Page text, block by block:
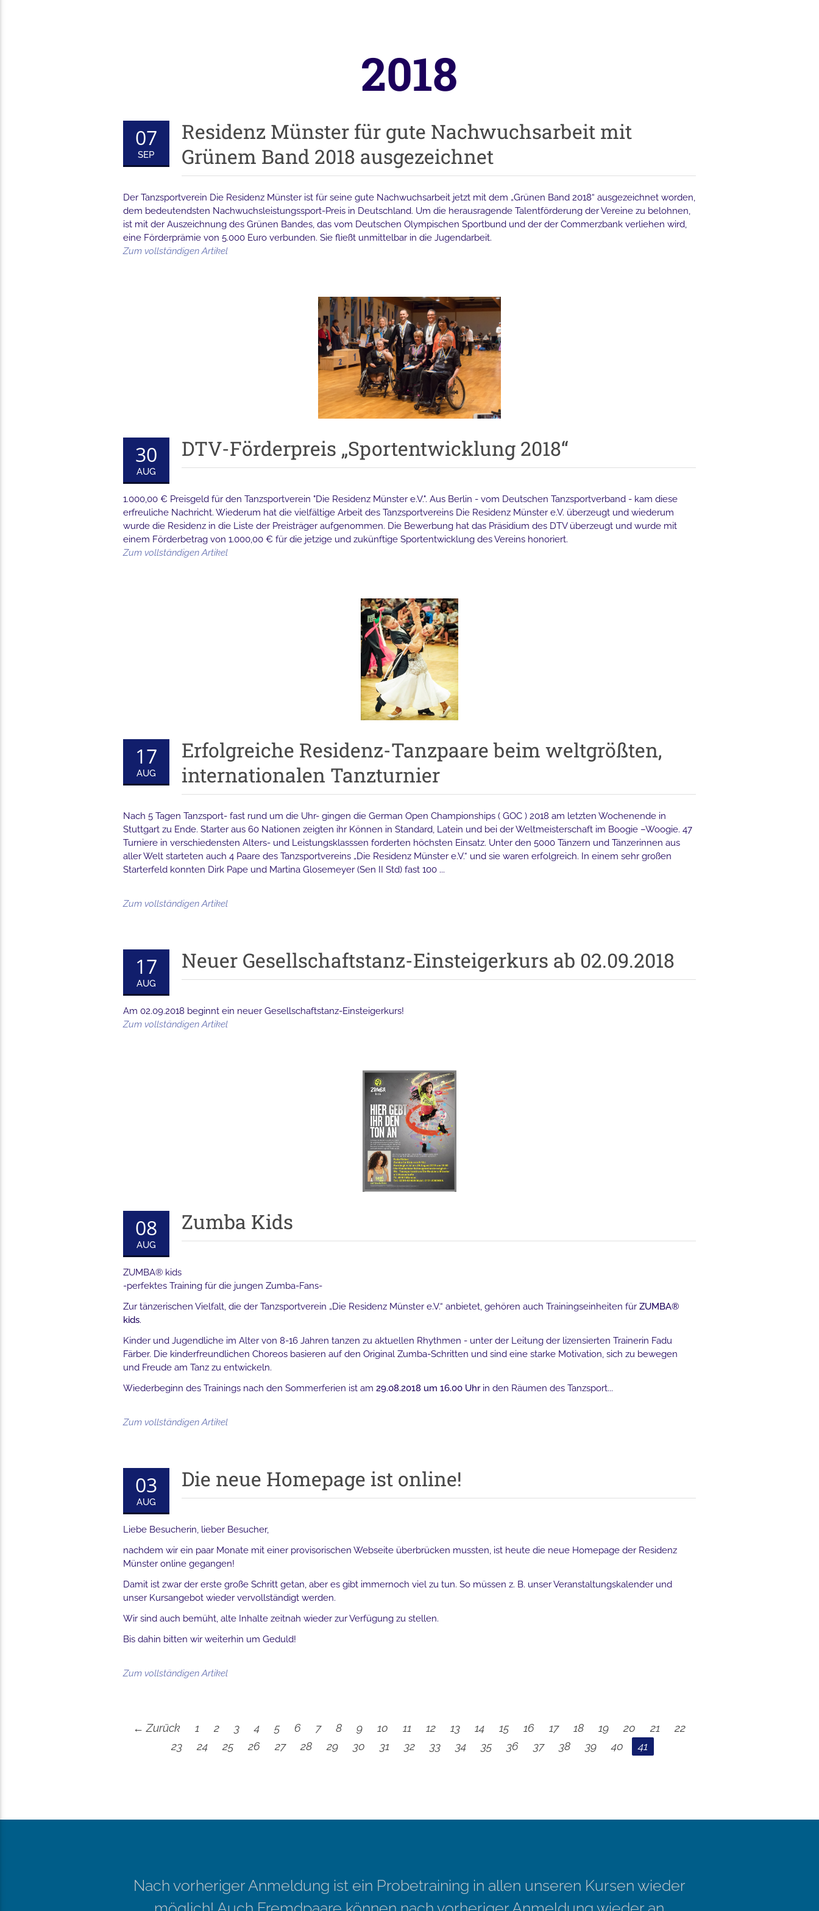
2018
07
SEP
Residenz Münster für gute Nachwuchsarbeit mit
Grünem Band 2018 ausgezeichnet
Der Tanzsportverein Die Residenz Münster ist für seine gute Nachwuchsarbeit jetzt mit dem „Grünen Band 2018“ ausgezeichnet worden,
dem bedeutendsten Nachwuchsleistungssport-Preis in Deutschland. Um die herausragende Talentförderung der Vereine zu belohnen,
ist mit der Auszeichnung des Grünen Bandes, das vom Deutschen Olympischen Sportbund und der der Commerzbank verliehen wird,
eine Förderprämie von 5.000 Euro verbunden. Sie fließt unmittelbar in die Jugendarbeit.
Zum vollständigen Artikel
30
AUG
DTV-Förderpreis „Sportentwicklung 2018“
1.000,00 € Preisgeld für den Tanzsportverein "Die Residenz Münster e.V.". Aus Berlin - vom Deutschen Tanzsportverband - kam diese
erfreuliche Nachricht. Wiederum hat die vielfältige Arbeit des Tanzsportvereins Die Residenz Münster e.V. überzeugt und wiederum
wurde die Residenz in die Liste der Preisträger aufgenommen. Die Bewerbung hat das Präsidium des DTV überzeugt und wurde mit
einem Förderbetrag von 1.000,00 € für die jetzige und zukünftige Sportentwicklung des Vereins honoriert.
Zum vollständigen Artikel
17
AUG
Erfolgreiche Residenz-Tanzpaare beim weltgrößten,
internationalen Tanzturnier
Nach 5 Tagen Tanzsport- fast rund um die Uhr- gingen die German Open Championships ( GOC ) 2018 am letzten Wochenende in
Stuttgart zu Ende. Starter aus 60 Nationen zeigten ihr Können in Standard, Latein und bei der Weltmeisterschaft im Boogie –Woogie. 47
Turniere in verschiedensten Alters- und Leistungsklasssen forderten höchsten Einsatz. Unter den 5000 Tänzern und Tänzerinnen aus
aller Welt starteten auch 4 Paare des Tanzsportvereins „Die Residenz Münster e.V.“ und sie waren erfolgreich. In einem sehr großen
Starterfeld konnten Dirk Pape und Martina Glosemeyer (Sen II Std) fast 100 ...
Zum vollständigen Artikel
17
AUG
Neuer Gesellschaftstanz-Einsteigerkurs ab 02.09.2018
Am 02.09.2018 beginnt ein neuer Gesellschaftstanz-Einsteigerkurs!
Zum vollständigen Artikel
08
AUG
Zumba Kids
ZUMBA® kids
-perfektes Training für die jungen Zumba-Fans-
Zur tänzerischen Vielfalt, die der Tanzsportverein „Die Residenz Münster e.V.“ anbietet, gehören auch Trainingseinheiten für ZUMBA®
kids.
Kinder und Jugendliche im Alter von 8-16 Jahren tanzen zu aktuellen Rhythmen - unter der Leitung der lizensierten Trainerin Fadu
Färber. Die kinderfreundlichen Choreos basieren auf den Original Zumba-Schritten und sind eine starke Motivation, sich zu bewegen
und Freude am Tanz zu entwickeln.
Wiederbeginn des Trainings nach den Sommerferien ist am 29.08.2018 um 16.00 Uhrin den Räumen des Tanzsport...
Zum vollständigen Artikel
03
AUG
Die neue Homepage ist online!
Liebe Besucherin, lieber Besucher,
nachdem wir ein paar Monate mit einer provisorischen Webseite überbrücken mussten, ist heute die neue Homepage der Residenz
Münster online gegangen!
Damit ist zwar der erste große Schritt getan, aber es gibt immernoch viel zu tun. So müssen z. B. unser Veranstaltungskalender und
unser Kursangebot wieder vervollständigt werden.
Wir sind auch bemüht, alte Inhalte zeitnah wieder zur Verfügung zu stellen.
Bis dahin bitten wir weiterhin um Geduld!
Zum vollständigen Artikel
← Zurück 1 2 3 4 5 6 7 8 9 10 11 12 13 14 15 16 17 18 19 20 21
22
23
24 25 26 27 28 29 30 31 32 33 34 35 36 37 38 39 40 41
Nach vorheriger Anmeldung ist ein Probetraining in allen unseren Kursen wieder